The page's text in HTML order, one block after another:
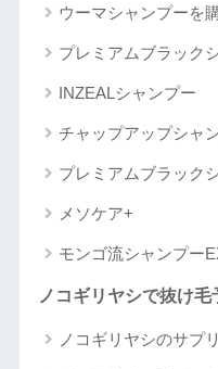
ウーマシャンプーを
プレミアムブラック
INZEALシャンプー
チャップアップシャ
プレミアムブラック
メソケア+
モンゴ流シャンプー
ノコギリヤシで抜け毛
ノコギリヤシのサプ